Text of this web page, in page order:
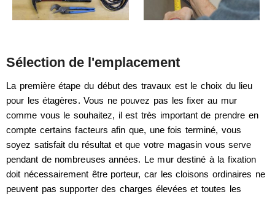
Sélection de l'emplacement
La première étape du début des travaux est le choix du lieu
pour les étagères. Vous ne pouvez pas les fixer au mur
comme vous le souhaitez, il est très important de prendre en
compte certains facteurs afin que, une fois terminé, vous
soyez satisfait du résultat et que votre magasin vous serve
pendant de nombreuses années. Le mur destiné à la fixation
doit nécessairement être porteur, car les cloisons ordinaires ne
peuvent pas supporter des charges élevées et toutes les